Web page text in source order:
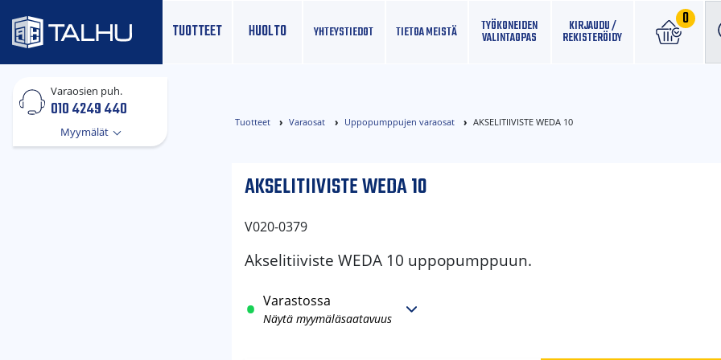
TUOTTEET HUOLTO
0
YHTEYS­TIEDOT TIETOA MEISTÄ TYÖKONEIDEN
VALINTAOPAS
KIRJAUDU /
REKISTERÖIDY
Varaosien puh.
010 4249 440
Myymälät
Tuotteet Varaosat Uppopumppujen varaosat AKSELITIIVISTE WEDA 10
AKSELITIIVISTE WEDA 10
V020-0379
Akselitiiviste WEDA 10 uppopumppuun.
Varastossa
Näytä myymäläsaatavuus